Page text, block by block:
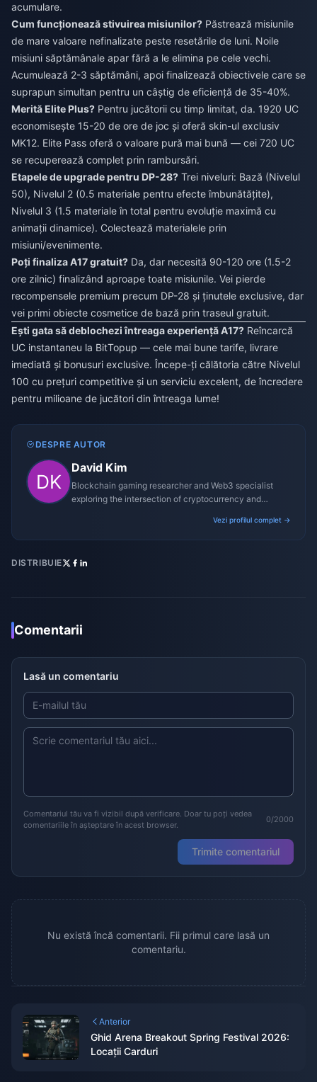
acumulare.
Cum funcționează stivuirea misiunilor? Păstrează misiunile
de mare valoare nefinalizate peste resetările de luni. Noile
misiuni săptămânale apar fără a le elimina pe cele vechi.
Acumulează 2-3 săptămâni, apoi finalizează obiectivele care se
suprapun simultan pentru un câștig de eficiență de 35-40%.
Merită Elite Plus? Pentru jucătorii cu timp limitat, da. 1920 UC
economisește 15-20 de ore de joc și oferă skin-ul exclusiv
MK12. Elite Pass oferă o valoare pură mai bună — cei 720 UC
se recuperează complet prin rambursări.
Etapele de upgrade pentru DP-28? Trei niveluri: Bază (Nivelul
50), Nivelul 2 (0.5 materiale pentru efecte îmbunătățite),
Nivelul 3 (1.5 materiale în total pentru evoluție maximă cu
animații dinamice). Colectează materialele prin
misiuni/evenimente.
Poți finaliza A17 gratuit? Da, dar necesită 90-120 ore (1.5-2
ore zilnic) finalizând aproape toate misiunile. Vei pierde
recompensele premium precum DP-28 și ținutele exclusive, dar
vei primi obiecte cosmetice de bază prin traseul gratuit.
Ești gata să deblochezi întreaga experiență A17? Reîncarcă
UC instantaneu la BitTopup — cele mai bune tarife, livrare
imediată și bonusuri exclusive. Începe-ți călătoria către Nivelul
100 cu prețuri competitive și un serviciu excelent, de încredere
pentru milioane de jucători din întreaga lume!
DESPRE AUTOR
David Kim
Blockchain gaming researcher and Web3 specialist
exploring the intersection of cryptocurrency and
Vezi profilul complet →
DISTRIBUIE
Comentarii
Lasă un comentariu
Comentariul tău va fi vizibil după verificare. Doar tu poți vedea
comentariile în așteptare în acest browser.
0/2000
Trimite comentariul
Nu există încă comentarii. Fii primul care lasă un
comentariu.
Anterior
Ghid Arena Breakout Spring Festival 2026:
Locații Carduri